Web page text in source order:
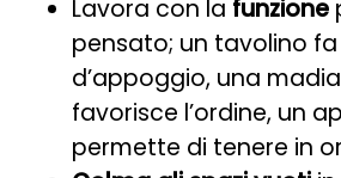
Lavora con la funzione
pensato; un tavolino
d’appoggio, una
favorisce l’ordine, un
permette di tenere in